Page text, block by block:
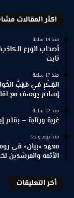
اكثر المقالات
منذ 14 ساعة
أصحاب الورع
ثابت
منذ 17 ساعة
الفِكْرِ في مَهَبِّ
إسلام يوسف مع
منذ 22 ساعة
غربة ورتابة – بقلم
منذ يوم واحد
معهد «بيان» في
الأئمة والمرشدين
أخر التعليقات